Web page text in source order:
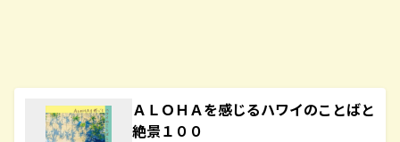
ＡＬＯＨＡを感じるハワイのことばと
絶景１００